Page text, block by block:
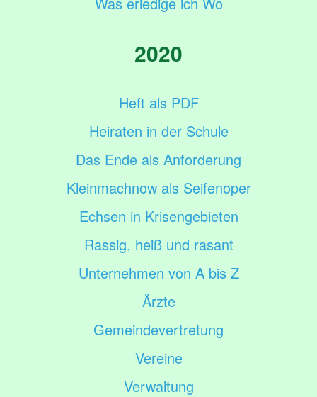
2020
Heft als PDF
Heiraten in der Schule
Das Ende als Anforderung
Kleinmachnow als Seifenoper
Echsen in Krisengebieten
Rassig, heiß und rasant
Unternehmen von A bis Z
Ärzte
Gemeindevertretung
Vereine
Verwaltung